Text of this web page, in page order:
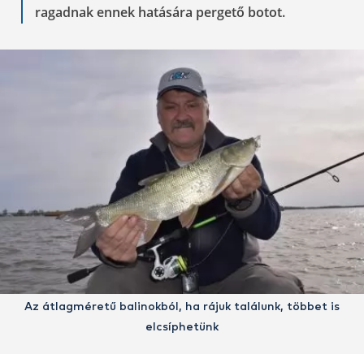
ragadnak ennek hatására pergető botot.
Az átlagméretű balinokból, ha rájuk találunk, többet is
elcsíphetünk